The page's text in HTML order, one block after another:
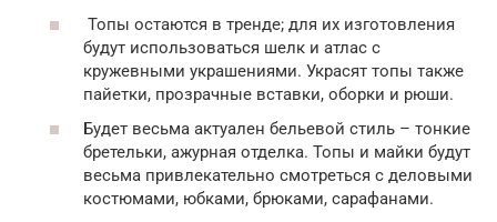
Топы остаются в тренде; для их изготовления
будут использоваться шелк и атлас с
кружевными украшениями. Украсят топы также
пайетки, прозрачные вставки, оборки и рюши.
Будет весьма актуален бельевой стиль – тонкие
бретельки, ажурная отделка. Топы и майки будут
весьма привлекательно смотреться с деловыми
костюмами, юбками, брюками, сарафанами.